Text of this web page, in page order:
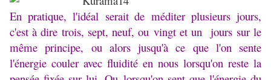
En pratique, l'idéal serait de méditer plusieurs jours,
c'est à dire trois, sept, neuf, ou vingt et un jours sur le
même principe, ou alors jusqu'à ce que l'on sente
l'énergie couler avec fluidité en nous lorsqu'on reste la